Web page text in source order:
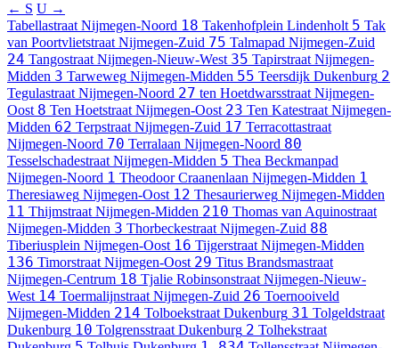
← S U →
Tabellastraat Nijmegen-Noord 18 Takenhofplein Lindenholt 5 Tak
van Poortvlietstraat Nijmegen-Zuid 75 Talmapad Nijmegen-Zuid
24 Tangostraat Nijmegen-Nieuw-West 35 Tapirstraat Nijmegen-
Midden 3 Tarweweg Nijmegen-Midden 55 Teersdijk Dukenburg 2
Tegulastraat Nijmegen-Noord 27 ten Hoetdwarsstraat Nijmegen-
Oost 8 Ten Hoetstraat Nijmegen-Oost 23 Ten Katestraat Nijmegen-
Midden 62 Terpstraat Nijmegen-Zuid 17 Terracottastraat
Nijmegen-Noord 70 Terralaan Nijmegen-Noord 80
Tesselschadestraat Nijmegen-Midden 5 Thea Beckmanpad
Nijmegen-Noord 1 Theodoor Craanenlaan Nijmegen-Midden 1
Theresiaweg Nijmegen-Oost 12 Thesaurierweg Nijmegen-Midden
11 Thijmstraat Nijmegen-Midden 210 Thomas van Aquinostraat
Nijmegen-Midden 3 Thorbeckestraat Nijmegen-Zuid 88
Tiberiusplein Nijmegen-Oost 16 Tijgerstraat Nijmegen-Midden
136 Timorstraat Nijmegen-Oost 29 Titus Brandsmastraat
Nijmegen-Centrum 18 Tjalie Robinsonstraat Nijmegen-Nieuw-
West 14 Toermalijnstraat Nijmegen-Zuid 26 Toernooiveld
Nijmegen-Midden 214 Tolboekstraat Dukenburg 31 Tolgeldstraat
Dukenburg 10 Tolgrensstraat Dukenburg 2 Tolhekstraat